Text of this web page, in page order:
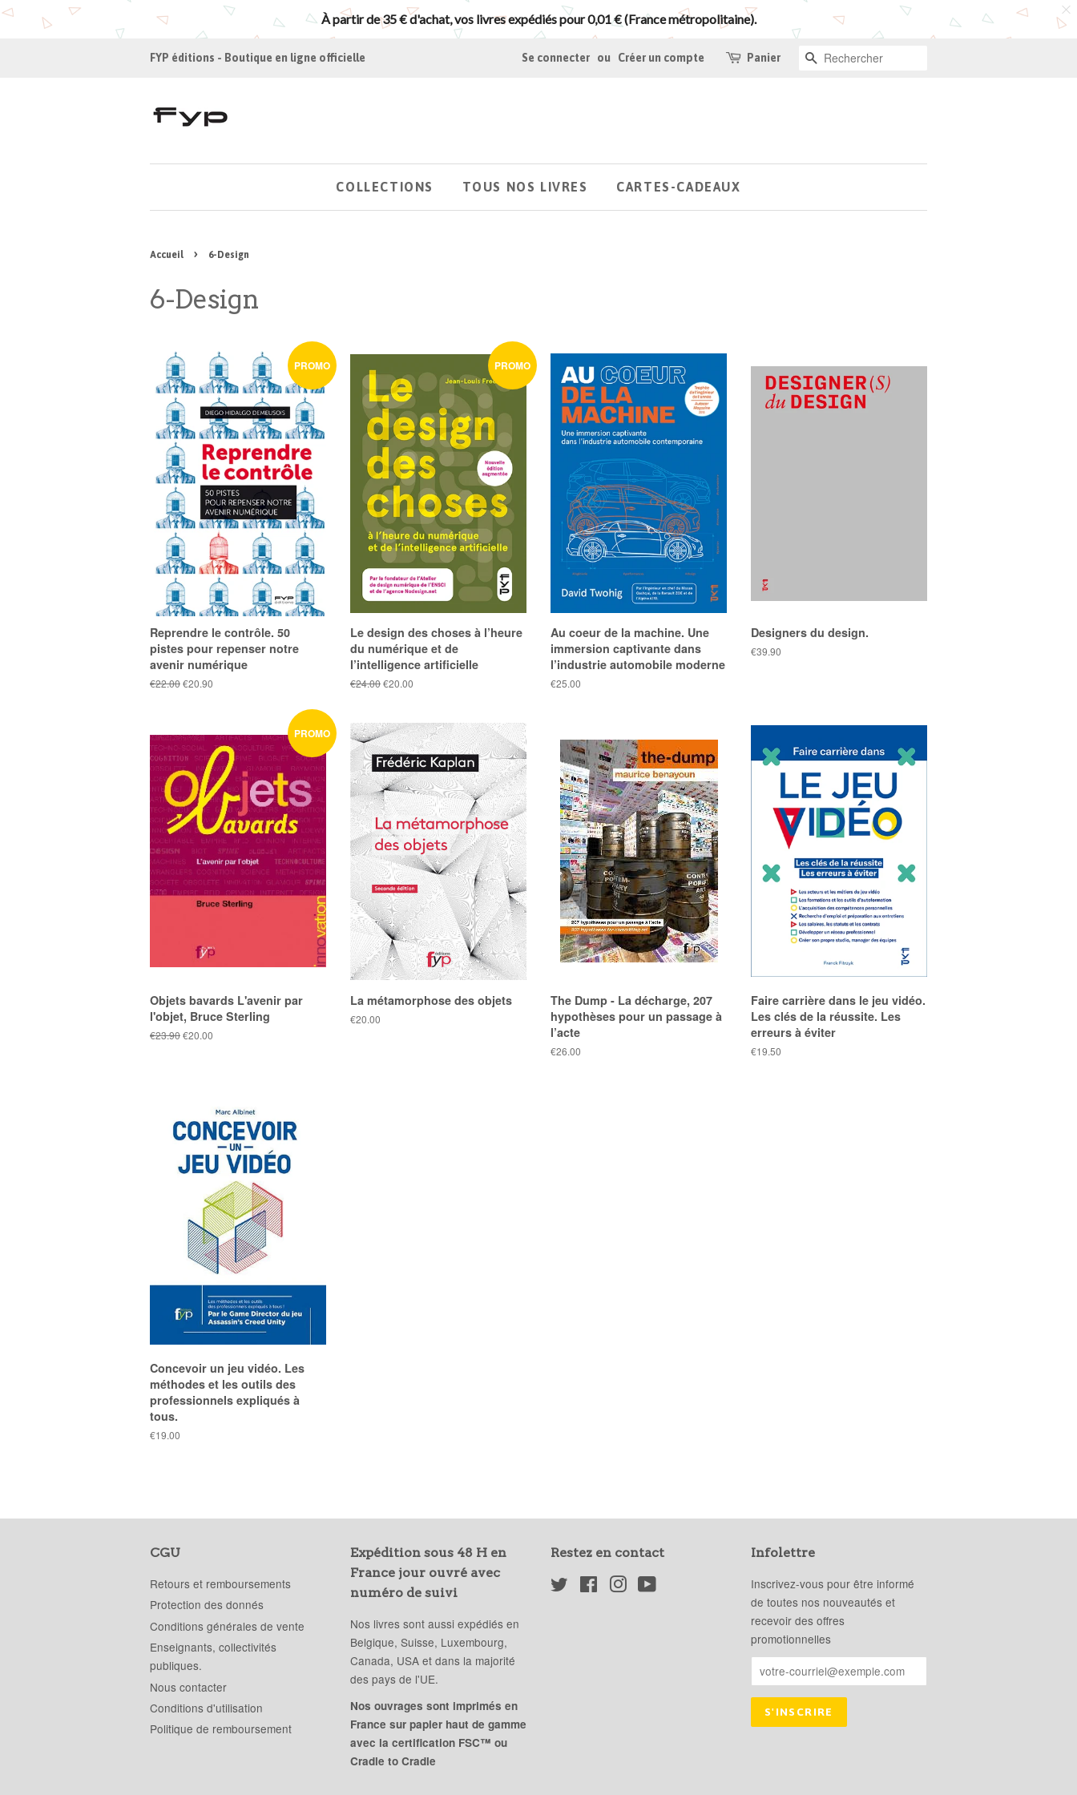
FYP éditions - Boutique en ligne officielle Se connecter ou Créer un compte Panier RECHERCHE
COLLECTIONS TOUS NOS LIVRES CARTES-CADEAUX
Accueil › 6-Design
6-Design
PROMO
Reprendre le contrôle. 50
pistes pour repenser notre
avenir numérique
Prix
€22.00Prix
€20.90
PROMO
Le design des choses à l’heure
du numérique et de
l’intelligence artificielle
Prix
€24.00Prix
€20.00
Au coeur de la machine. Une
immersion captivante dans
l’industrie automobile moderne
Prix
€25.00
Designers du design.
Prix
€39.90
PROMO
Objets bavards L'avenir par
l'objet, Bruce Sterling
Prix
€23.90Prix
€20.00
La métamorphose des objets
Prix
€20.00
The Dump - La décharge, 207
hypothèses pour un passage à
l’acte
Prix
€26.00
Faire carrière dans le jeu vidéo.
Les clés de la réussite. Les
erreurs à éviter
Prix
€19.50
Concevoir un jeu vidéo. Les
méthodes et les outils des
professionnels expliqués à
tous.
Prix
€19.00
CGU
Retours et remboursements
Protection des donnés
Conditions générales de vente
Enseignants, collectivités
publiques.
Nous contacter
Conditions d'utilisation
Politique de remboursement
Expédition sous 48 H en
France jour ouvré avec
numéro de suivi
Nos livres sont aussi expédiés en
Belgique, Suisse, Luxembourg,
Canada, USA et dans la majorité
des pays de l'UE.
Nos ouvrages sont imprimés en
France sur papier haut de gamme
avec la certification FSC™ ou
Cradle to Cradle
Restez en contact
Twitter FacebookInstagram
Infolettre
Inscrivez-vous pour être informé
de toutes nos nouveautés et
recevoir des offres
promotionnelles
À partir de 35 € d'achat, vos livres expédiés pour 0,01 € (France métropolitaine).